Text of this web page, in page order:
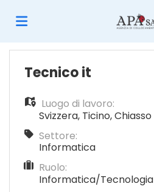
Home
Offerte
di
Carica
Tecnico it
Luogo di lavoro:
Svizzera, Ticino,Chiasso
Settore:
Informatica
Ruolo:
Informatica/Tecnologia